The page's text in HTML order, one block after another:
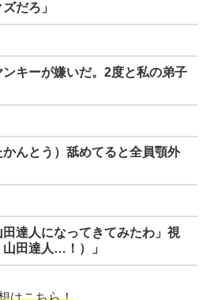
だろ」
キーが嫌いだ。2度と私の弟子
んとう）舐めてると全員顎外
達人になってきてみたわ」視
田達人…！）」
はこちら！